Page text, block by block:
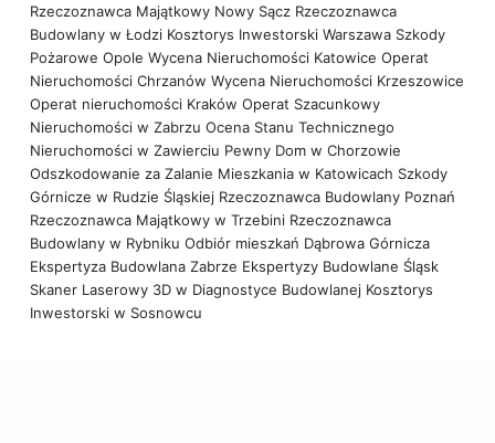
Rzeczoznawca Majątkowy Nowy Sącz Rzeczoznawca
Budowlany w Łodzi Kosztorys Inwestorski Warszawa Szkody
Pożarowe Opole Wycena Nieruchomości Katowice Operat
Nieruchomości Chrzanów Wycena Nieruchomości Krzeszowice
Operat nieruchomości Kraków Operat Szacunkowy
Nieruchomości w Zabrzu Ocena Stanu Technicznego
Nieruchomości w Zawierciu Pewny Dom w Chorzowie
Odszkodowanie za Zalanie Mieszkania w Katowicach Szkody
Górnicze w Rudzie Śląskiej Rzeczoznawca Budowlany Poznań
Rzeczoznawca Majątkowy w Trzebini Rzeczoznawca
Budowlany w Rybniku Odbiór mieszkań Dąbrowa Górnicza
Ekspertyza Budowlana Zabrze Ekspertyzy Budowlane Śląsk
Skaner Laserowy 3D w Diagnostyce Budowlanej Kosztorys
Inwestorski w Sosnowcu